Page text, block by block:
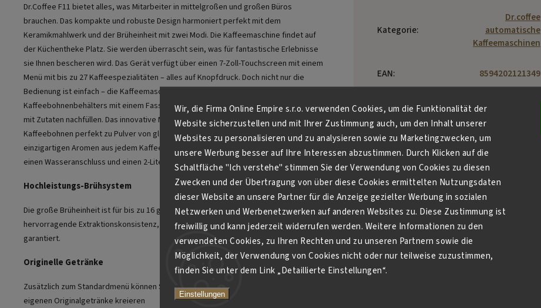
Wir, die Firma Online Empire s.r.o. verwenden Cookies, um die Funktionalität der
Website sicherzustellen und mit Ihrer Zustimmung auch, um den Inhalt unserer
Websites zu personalisieren und zu analysieren sowie zu Marketingzwecken, um
unsere Werbung besser auf Ihre Interessen abzustimmen. Durch Klicken auf die
Schaltfläche "Ich verstehe" stimmen Sie der Verwendung von Cookies zu diesen
Zwecken und der Übertragung von über diese Cookies ermittelten Nutzungsdaten
dieser Website an unsere Partner für die Anzeige gezielter Werbung in sozialen
Netzwerken und Werbenetzwerken auf anderen Websites zu. Diese Zustimmung ist
freiwillig und kann jederzeit widerrufen werden. Weitere Informationen zu den
verwendeten Cookies, zu Ihren Rechten und zu unseren Partnern sowie die
Möglichkeit, der Verwendung von Cookies nicht oder nur teilweise zuzustimmen,
finden Sie unter dem Link „Detaillierte Einstellungen“.
Einstellungen
Dr.Coffee F11 bietet alles, was Mitarbeiter in mittelgroßen und großen Büros
brauchen. Das kompakte und robuste Design harmoniert perfekt mit dem
Keramikmahlwerk und der Brüheinheit mit zwei Modi. Die Kaffeemaschine findet auf
der Küchentheke Platz. Sie werden überrascht sein, was für fantastische Erlebnisse
sie Ihnen bescheren wird. Das Gerät verfügt über einen 7-Zoll-Touchscreen mit einem
Menü mit bis zu 27 Kaffeespezialitäten – alles auf Knopfdruck. Doch nicht nur die
Bedienung ist einfach – die Kaffeemaschine lässt sich dank des großen
Kaffeebohnenbehälters mit einem Fassungsvermögen von 1,2 kg auch ganz einfach
mit Zutaten nachfüllen. Das innovative Mahlwerk hat zwei flache Keramikklingen, die
Kaffeebohnen perfekt zu Pulver von gleichmäßiger Feinheit mahlen, sodass alle
einzigartigen Aromen aus jedem Kaffee freigesetzt werden. Das Gerät verfügt über
einen Wasseranschluss und einen 2-Liter-Wassertank.
Hochleistungs-Brühsystem
Die große Brüheinheit ist für bis zu 16 g Kaffee ausgelegt und bietet eine
hervorragende Extraktionskonsistenz, die Ihnen jedes Mal den besten Geschmack
garantiert.
Originelle Getränke
Zusätzlich zum Standardmenü können Sie Ihre eigenen Rezepte anpassen und Ihre
eigenen Originalgetränke kreieren
Kategorie:
Dr.coffee
automatische
Kaffeemaschinen
EAN: 8594202121349
Hersteller:
Suzhou Dr. Coffee
Technology Co.,
Building, No.55
Taishan Road,
New District,
Suzhou, Jiangsu,
China, 215151